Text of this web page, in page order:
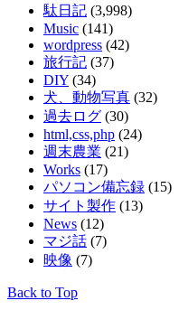
駄日記 (3,998)
Music (141)
wordpress (42)
旅行記 (37)
DIY (34)
犬、動物写真 (32)
過去ログ (30)
html,css,php (24)
週末農業 (21)
Works (17)
パソコン備忘録 (15)
サイト製作 (13)
News (12)
マジ話 (7)
映像 (7)
Back to Top